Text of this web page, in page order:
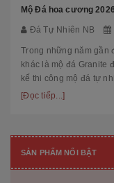
Mộ Đá hoa cương
Đá Tự Nhiên NB
Trong những năm gần
khác là mộ đá Granite
kế thi công mộ đá tự
hiệ...
[Đọc tiếp...]
SẢN PHẨM NỔI BẬT